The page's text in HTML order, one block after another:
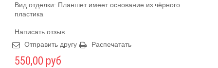
Вид отделки: Планшет имеет основание из чёрного
пластика
Написать отзыв
Отправить другу
Распечатать
550,00 руб